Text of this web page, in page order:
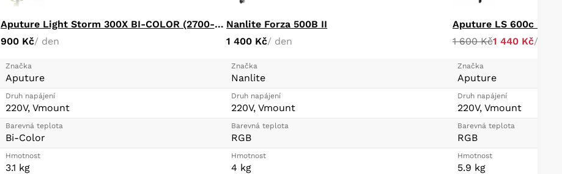
Aputure Light Storm 300X BI-COLOR (2700-6500K)
900 Kč/ den
Značka
Aputure
Druh napájení
220V, Vmount
Barevná teplota
Bi-Color
Hmotnost
3.1 kg
Nanlite Forza 500B II
1 400 Kč/ den
Značka
Nanlite
Druh napájení
220V, Vmount
Barevná teplota
RGB
Hmotnost
4 kg
1 600 Kč1 440 Kč/ den
Značka
Aputure
Druh napájení
220V, Vmount
Barevná teplota
RGB
Hmotnost
5.9 kg